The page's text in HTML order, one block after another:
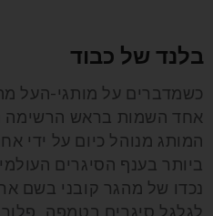
בלנד של כבוד
כשמדברים על מותגי-העל
אחד השמות בראש הרשימה
המותג מנוהל כיום על ידי
ביותר בענף הסיגרים
נכדו של מהגר קובני בשם